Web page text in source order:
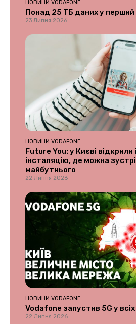
НОВИНИ VODAFONE
Понад 25 ТБ даних у перший
23 Липня 2026
НОВИНИ VODAFONE
Future You: у Києві
інсталяцію, де можна
майбутнього
22 Липня 2026
НОВИНИ VODAFONE
Vodafone запустив 5G у
22 Липня 2026